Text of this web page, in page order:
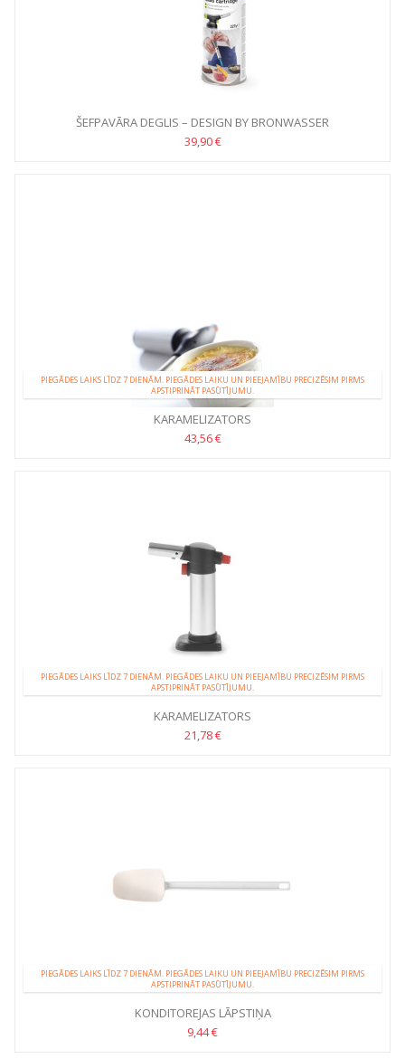
ŠEFPAVĀRA DEGLIS – DESIGN BY BRONWASSER
39,90 €
PIEGĀDES LAIKS LĪDZ 7 DIENĀM. PIEGĀDES LAIKU UN PIEEJAMĪBU PRECIZĒSIM PIRMS
APSTIPRINĀT PASŪTĪJUMU.
KARAMELIZATORS
43,56 €
PIEGĀDES LAIKS LĪDZ 7 DIENĀM. PIEGĀDES LAIKU UN PIEEJAMĪBU PRECIZĒSIM PIRMS
APSTIPRINĀT PASŪTĪJUMU.
KARAMELIZATORS
21,78 €
PIEGĀDES LAIKS LĪDZ 7 DIENĀM. PIEGĀDES LAIKU UN PIEEJAMĪBU PRECIZĒSIM PIRMS
APSTIPRINĀT PASŪTĪJUMU.
KONDITOREJAS LĀPSTIŅA
9,44 €